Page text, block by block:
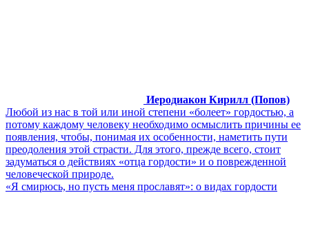
Иеродиакон Кирилл (Попов)
Любой из нас в той или иной степени «болеет» гордостью, а
потому каждому человеку необходимо осмыслить причины ее
появления, чтобы, понимая их особенности, наметить пути
преодоления этой страсти. Для этого, прежде всего, стоит
задуматься о действиях «отца гордости» и о поврежденной
человеческой природе.
«Я смирюсь, но пусть меня прославят»: о видах гордости